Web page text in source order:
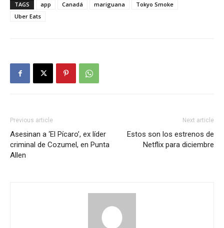
TAGS app Canadá mariguana
Tokyo Smoke
Uber Eats
Previous article
Asesinan a ‘El Pícaro’, ex líder
criminal de Cozumel, en Punta
Allen
Next article
Estos son los estrenos de
Netflix para diciembre